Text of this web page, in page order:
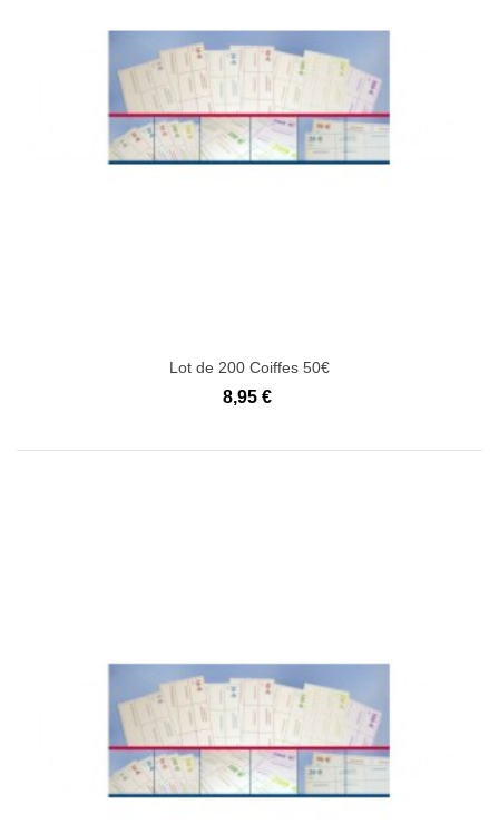
Lot de 200 Coiffes 50€
8,95 €